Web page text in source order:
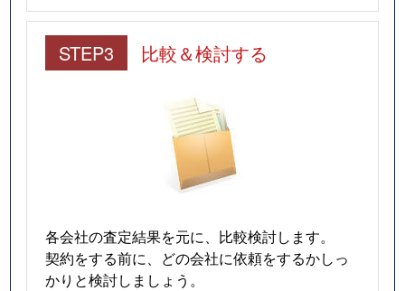
STEP3 比較＆検討する
各会社の査定結果を元に、比較検討します。
契約をする前に、どの会社に依頼をするかしっ
かりと検討しましょう。